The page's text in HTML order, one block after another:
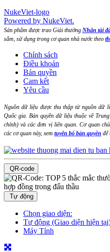
NukeViet-logo
Powered by NukeViet.
Sản phẩm được trao Giải thưởng Nhân tài
sắm, sử dụng trong cơ quan nhà nước theo
Chính sách
Điều khoản
Bản quyền
Cam kết
Yêu cầu
Nguồn dữ liệu được thu thập từ nguồn dữ
Quốc gia. Bản quyền dữ liệu thuộc về
chính) và các đơn vị liên quan. Cơ quan
các cơ quan này, xem tuyên bố bản quyền để
QR-code
Tự động
Chọn giao diện:
Tự động (Giao diện hiện
Máy Tính